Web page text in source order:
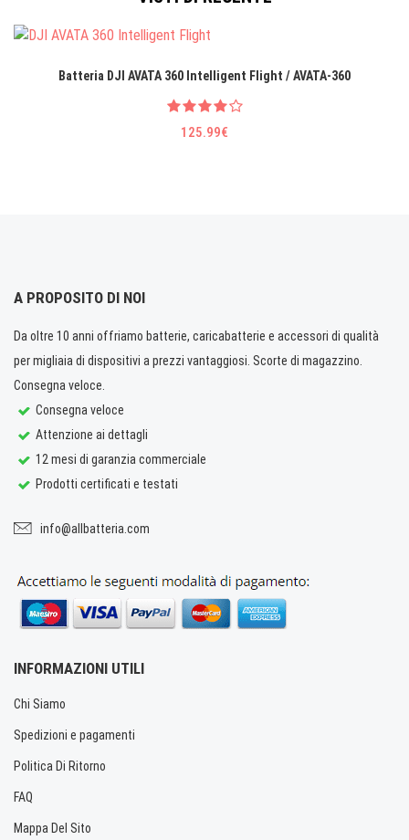
Batteria DJI AVATA 360 Intelligent Flight / AVATA-360
125.99€
A PROPOSITO DI NOI
Da oltre 10 anni offriamo batterie, caricabatterie e accessori di qualità
per migliaia di dispositivi a prezzi vantaggiosi. Scorte di magazzino.
Consegna veloce.
Consegna veloce
Attenzione ai dettagli
12 mesi di garanzia commerciale
Prodotti certificati e testati
info@allbatteria.com
INFORMAZIONI UTILI
Chi Siamo
Spedizioni e pagamenti
Politica Di Ritorno
FAQ
Mappa Del Sito